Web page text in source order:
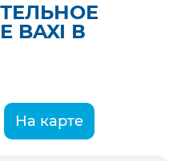
BAXI В
На карте